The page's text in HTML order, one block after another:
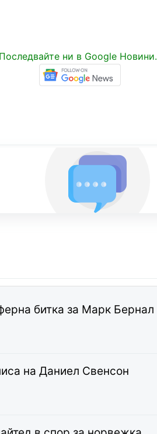
Последвайте ни в Google Новини.
битка за Марк Бернал
на Даниел Свенсон